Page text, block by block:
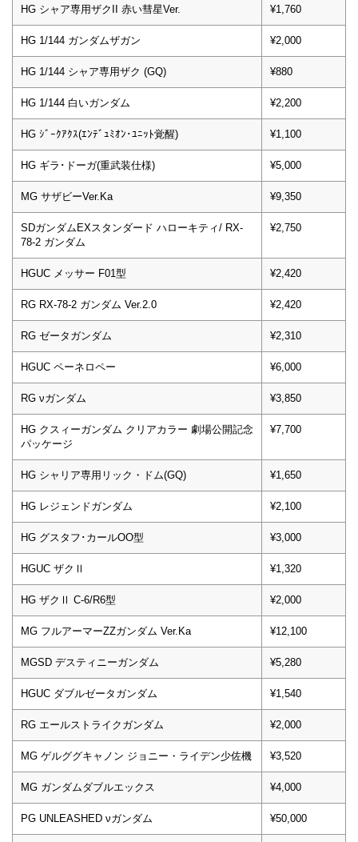
HG シャア専用ザクII 赤い彗星Ver. ¥1,760
HG 1/144 ガンダムザガン ¥2,000
HG 1/144 シャア専用ザク (GQ) ¥880
HG 1/144 白いガンダム ¥2,200
HG ｼﾞｰｸｱｸｽ(ｴﾝﾃﾞｭﾐｵﾝ･ﾕﾆｯﾄ覚醒) ¥1,100
HG ギラ･ドーガ(重武装仕様) ¥5,000
MG サザビーVer.Ka ¥9,350
SDガンダムEXスタンダード ハローキティ/ RX-
78-2 ガンダム
¥2,750
HGUC メッサー F01型 ¥2,420
RG RX-78-2 ガンダム Ver.2.0 ¥2,420
RG ゼータガンダム ¥2,310
HGUC ペーネロペー ¥6,000
RG νガンダム ¥3,850
HG クスィーガンダム クリアカラー 劇場公開記念
パッケージ
¥7,700
HG シャリア専用リック・ドム(GQ) ¥1,650
HG レジェンドガンダム ¥2,100
HG グスタフ･カールOO型 ¥3,000
HGUC ザクⅡ ¥1,320
HG ザクⅡ C-6/R6型 ¥2,000
MG フルアーマーZZガンダム Ver.Ka ¥12,100
MGSD デスティニーガンダム ¥5,280
HGUC ダブルゼータガンダム ¥1,540
RG エールストライクガンダム ¥2,000
MG ゲルググキャノン ジョニー・ライデン少佐機 ¥3,520
MG ガンダムダブルエックス ¥4,000
PG UNLEASHED νガンダム ¥50,000